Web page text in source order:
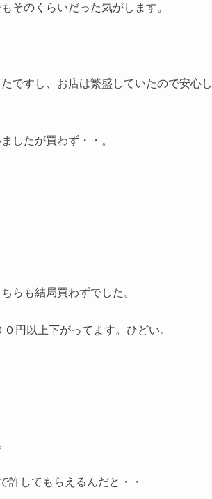
そのくらいだった気がします。
ですし、お店は繁盛していたので安心し
したが買わず・・。
らも結局買わずでした。
円以上下がってます。ひどい。
許してもらえるんだと・・